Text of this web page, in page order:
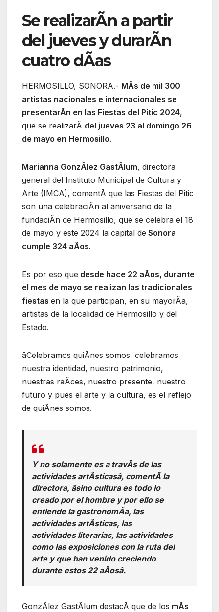
Se realizarÃn a partir
del jueves y durarÃn
cuatro dÃas
HERMOSILLO, SONORA.- MÃs de mil 300
artistas nacionales e internacionales se
presentarÃn en las Fiestas del Pitic 2024,
que se realizarÃ del jueves 23 al domingo 26
de mayo en Hermosillo.
Marianna GonzÃlez GastÃlum, directora
general del Instituto Municipal de Cultura y
Arte (IMCA), comentÃ que las Fiestas del Pitic
son una celebraciÃn al aniversario de la
fundaciÃn de Hermosillo, que se celebra el 18
de mayo y este 2024 la capital de Sonora
cumple 324 aÃos.
Es por eso que desde hace 22 aÃos, durante
el mes de mayo se realizan las tradicionales
fiestas en la que participan, en su mayorÃa,
artistas de la localidad de Hermosillo y del
Estado.
âCelebramos quiÃnes somos, celebramos
nuestra identidad, nuestro patrimonio,
nuestras raÃces, nuestro presente, nuestro
futuro y pues el arte y la cultura, es el reflejo
de quiÃnes somos.
Y no solamente es a travÃs de las
actividades artÃsticasâ, comentÃ la
directora, âsino cultura es todo lo
creado por el hombre y por ello se
entiende la gastronomÃa, las
actividades artÃsticas, las
actividades literarias, las actividades
como las exposiciones con la ruta del
arte y que han venido creciendo
durante estos 22 aÃosâ.
GonzÃlez GastÃlum destacÃ que de los mÃs